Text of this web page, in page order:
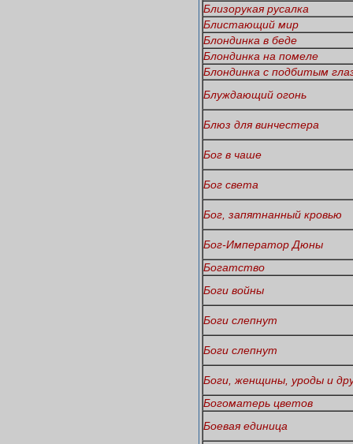
Близорукая русалка
Блистающий мир
Блондинка в беде
Блондинка на помеле
Блондинка с подбитым
Блуждающий огонь
Блюз для винчестера
Бог в чаше
Бог света
Бог, запятнанный кровью
Бог-Император Дюны
Богатство
Боги войны
Боги слепнут
Боги слепнут
Боги, женщины, уроды и
Богоматерь цветов
Боевая единица